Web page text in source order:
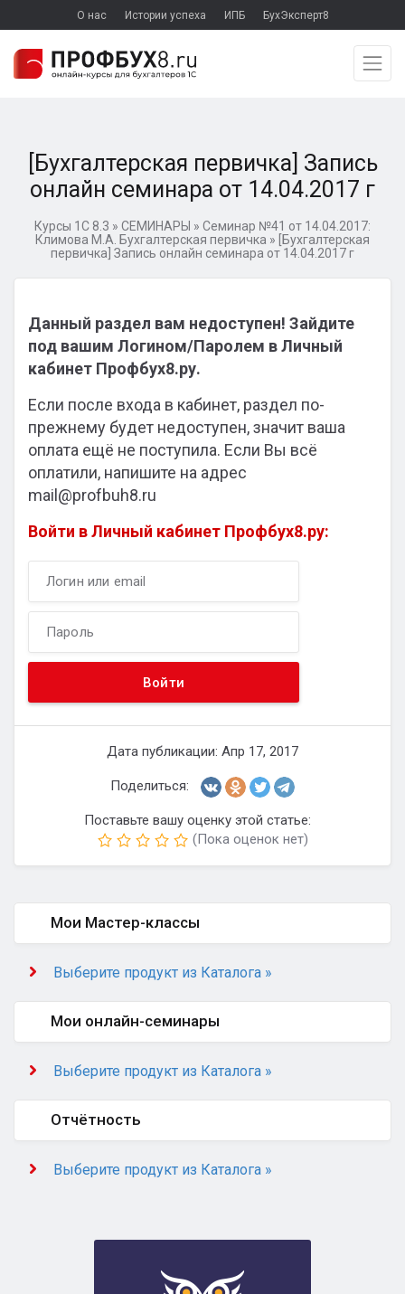
О нас Истории успеха ИПБ БухЭксперт8
[Бухгалтерская первичка] Запись
онлайн семинара от 14.04.2017 г
Курсы 1С 8.3 » СЕМИНАРЫ » Семинар №41 от 14.04.2017:
Климова М.А. Бухгалтерская первичка »
[Бухгалтерская
первичка] Запись онлайн семинара от 14.04.2017 г
Данный раздел вам недоступен! Зайдите
под вашим Логином/Паролем в Личный
кабинет Профбух8.ру.
Если после входа в кабинет, раздел по-
прежнему будет недоступен, значит ваша
оплата ещё не поступила. Если Вы всё
оплатили, напишите на адрес
mail@profbuh8.ru
Войти в Личный кабинет Профбух8.ру:
Дата публикации: Апр 17, 2017
Поделиться:
Поставьте вашу оценку этой статье:
(Пока оценок нет)
Мои Мастер-классы
Выберите продукт из Каталога »
Мои онлайн-семинары
Выберите продукт из Каталога »
Отчётность
Выберите продукт из Каталога »